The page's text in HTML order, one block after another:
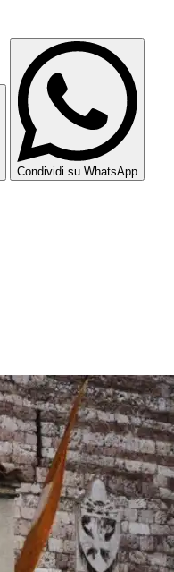
Condividi su WhatsApp